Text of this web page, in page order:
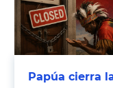
Papúa cierra